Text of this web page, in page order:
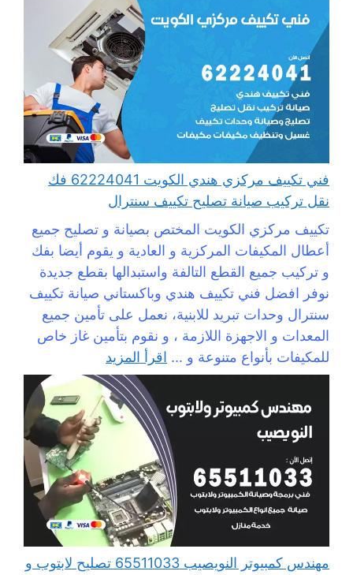
فني تكييف مركزي هندي الكويت 62224041 فك
نقل تركيب صيانة تصليح تكييف سنترال
تكييف مركزي الكويت المختص بصيانة و تصليح جميع
أعطال المكيفات المركزية و العادية و يقوم أيضا بفك
و تركيب جميع القطع التالفة واستبدالها بقطع جديدة
نوفر افضل فني تكييف هندي وباكستاني صيانة تكييف
سنترال وحدات تبريد للابنية، نعمل على تأمين جميع
المعدات و الاجهزة اللازمة ، و نقوم بتأمين غاز خاص
للمكيفات بأنواع متنوعة و ... اقرأ المزيد
مهندس كمبيوتر النويصيب 65511033 تصليح لابتوب و